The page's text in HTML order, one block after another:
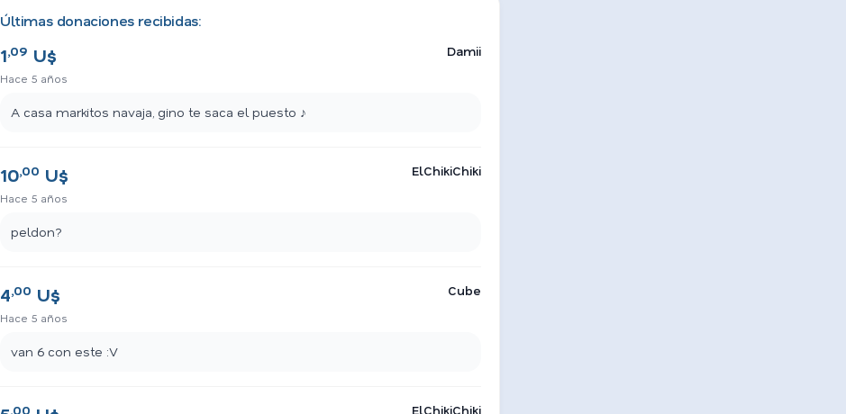
Últimas donaciones recibidas:
1,09 U$
Hace 5 años
Damii
A casa markitos navaja, gino te saca el puesto ♪
10,00 U$
Hace 5 años
ElChikiChiki
peldon?
4,00 U$
Hace 5 años
Cube
van 6 con este :V
,00 ElChikiChiki